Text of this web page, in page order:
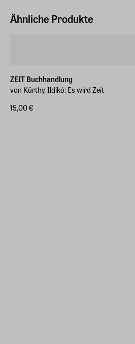
Deutschland (EU)
Ähnliche Produkte
ZEIT Buchhandlung
von Kürthy, Ildikó: Es wird Zeit
15,00 €